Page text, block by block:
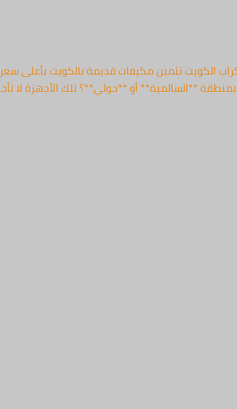
– سكراب الكويت أعلى كاش تثمين فوري 67763154 سكراب الكويت تثمين
**السالمية** أو **حولي**؟ تلك الأجهزة لا